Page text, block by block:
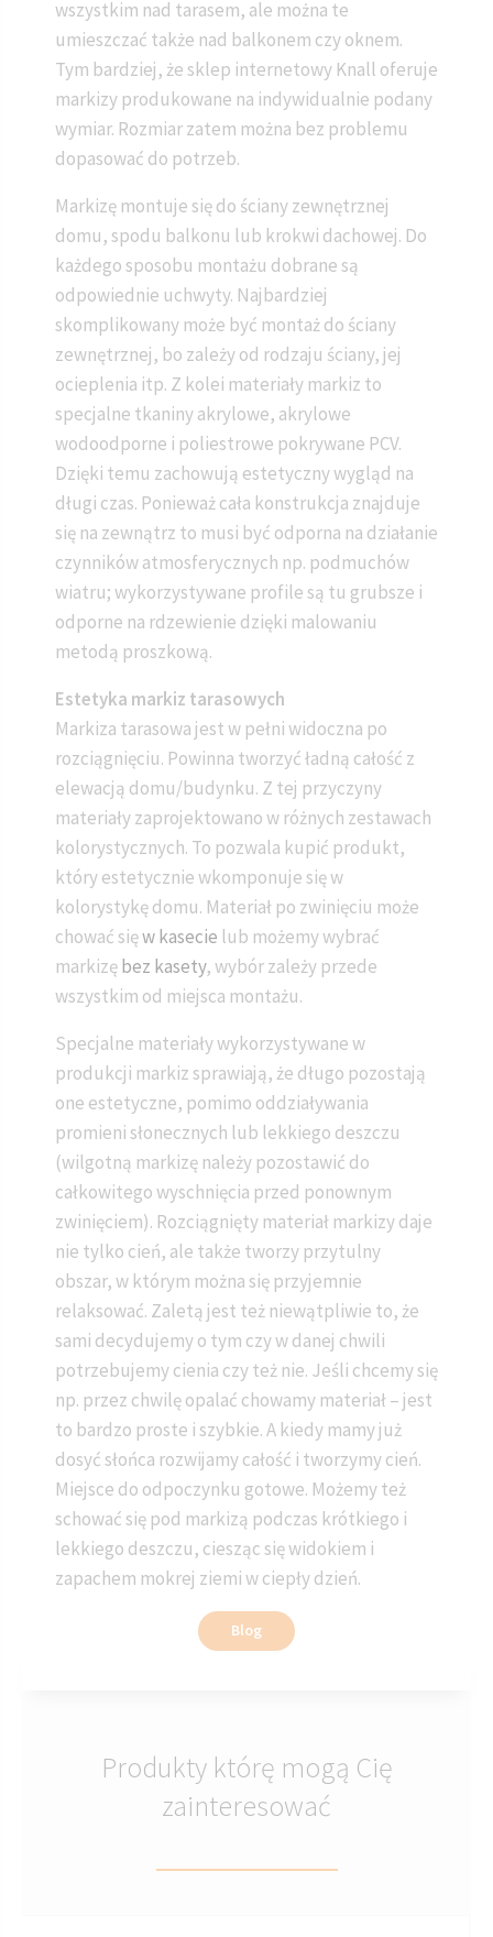
wszystkim nad tarasem, ale można te
umieszczać także nad balkonem czy oknem.
Tym bardziej, że sklep internetowy Knall oferuje
markizy produkowane na indywidualnie podany
wymiar. Rozmiar zatem można bez problemu
dopasować do potrzeb.
Markizę montuje się do ściany zewnętrznej
domu, spodu balkonu lub krokwi dachowej. Do
każdego sposobu montażu dobrane są
odpowiednie uchwyty. Najbardziej
skomplikowany może być montaż do ściany
zewnętrznej, bo zależy od rodzaju ściany, jej
ocieplenia itp. Z kolei materiały markiz to
specjalne tkaniny akrylowe, akrylowe
wodoodporne i poliestrowe pokrywane PCV.
Dzięki temu zachowują estetyczny wygląd na
długi czas. Ponieważ cała konstrukcja znajduje
się na zewnątrz to musi być odporna na działanie
czynników atmosferycznych np. podmuchów
wiatru; wykorzystywane profile są tu grubsze i
odporne na rdzewienie dzięki malowaniu
metodą proszkową.
Estetyka markiz tarasowych
Markiza tarasowa jest w pełni widoczna po
rozciągnięciu. Powinna tworzyć ładną całość z
elewacją domu/budynku. Z tej przyczyny
materiały zaprojektowano w różnych zestawach
kolorystycznych. To pozwala kupić produkt,
który estetycznie wkomponuje się w
kolorystykę domu. Materiał po zwinięciu może
chować sięw kasecie lub możemy wybrać
markizębez kasety, wybór zależy przede
wszystkim od miejsca montażu.
Specjalne materiały wykorzystywane w
produkcji markiz sprawiają, że długo pozostają
one estetyczne, pomimo oddziaływania
promieni słonecznych lub lekkiego deszczu
(wilgotną markizę należy pozostawić do
całkowitego wyschnięcia przed ponownym
zwinięciem). Rozciągnięty materiał markizy daje
nie tylko cień, ale także tworzy przytulny
obszar, w którym można się przyjemnie
relaksować. Zaletą jest też niewątpliwie to, że
sami decydujemy o tym czy w danej chwili
potrzebujemy cienia czy też nie. Jeśli chcemy się
np. przez chwilę opalać chowamy materiał – jest
to bardzo proste i szybkie. A kiedy mamy już
dosyć słońca rozwijamy całość i tworzymy cień.
Miejsce do odpoczynku gotowe. Możemy też
schować się pod markizą podczas krótkiego i
lekkiego deszczu, ciesząc się widokiem i
zapachem mokrej ziemi w ciepły dzień.
Blog
Produkty którę mogą Cię
zainteresować